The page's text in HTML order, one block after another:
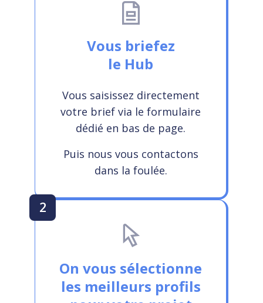
Vous briefez
le Hub
Vous saisissez directement
votre brief via le formulaire
dédié en bas de page.
Puis nous vous contactons
dans la foulée.
2
On vous sélectionne
les meilleurs profils